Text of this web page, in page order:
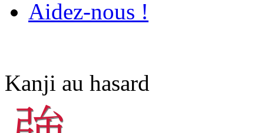
Aidez-nous !
Kanji au hasard